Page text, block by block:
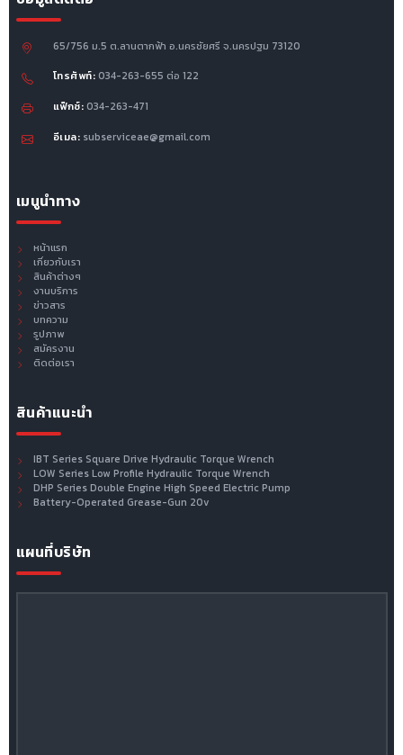
65/756 ม.5 ต.ลานตากฟ้า อ.นครชัยศรี จ.นครปฐม 73120
โทรศัพท์: 034-263-655 ต่อ 122
แฟ็กซ์: 034-263-471
อีเมล: subserviceae@gmail.com
เมนูนำทาง
หน้าแรก
เกี่ยวกับเรา
สินค้าต่างๆ
งานบริการ
ข่าวสาร
บทความ
รูปภาพ
สมัครงาน
ติดต่อเรา
สินค้าแนะนำ
IBT Series Square Drive Hydraulic Torque Wrench
LOW Series Low Profile Hydraulic Torque Wrench
DHP Series Double Engine High Speed Electric Pump
Battery-Operated Grease-Gun 20v
แผนที่บริษัท